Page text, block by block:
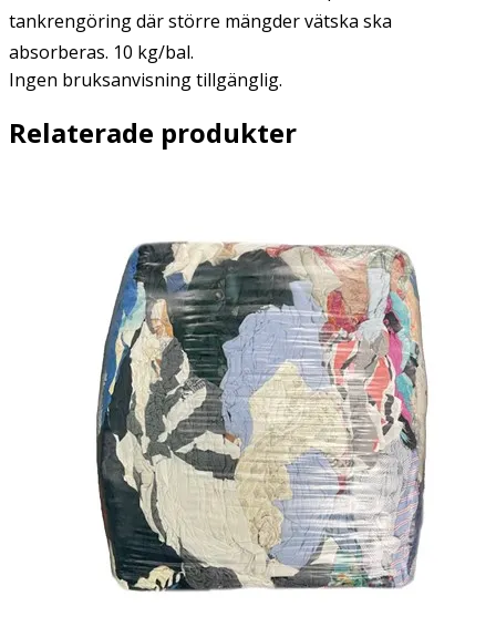
tankrengöring där större mängder vätska ska
absorberas. 10 kg/bal.
Ingen bruksanvisning tillgänglig.
Relaterade produkter